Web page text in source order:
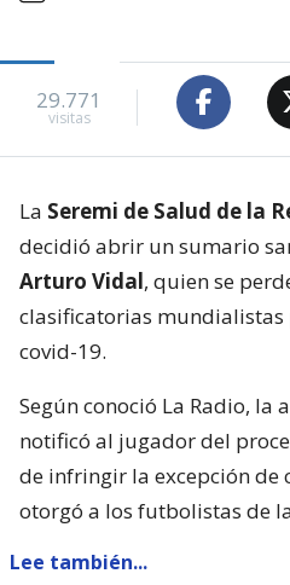
29.771
visitas
La Seremi de Salud de la
decidió abrir un sumario
Arturo Vidal, quien se
clasificatorias
covid-19.
Según conoció La Radio,
notificó al jugador del
de infringir la excepción de
otorgó a los futbolistas de
Lee también...